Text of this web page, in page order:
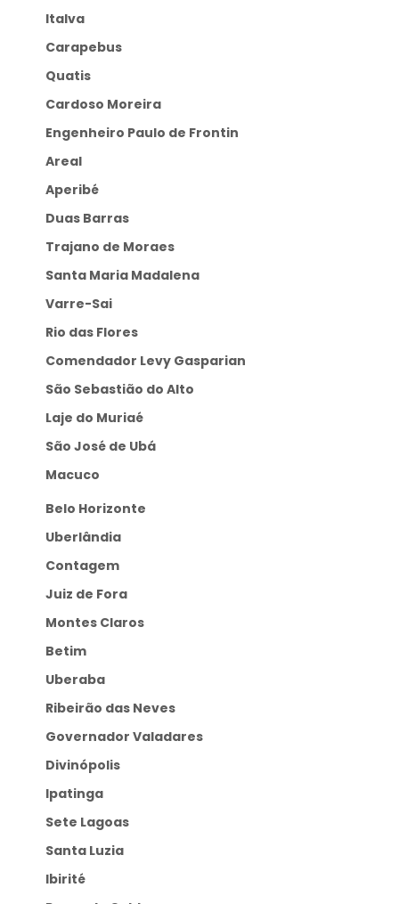
Italva
Carapebus
Quatis
Cardoso Moreira
Engenheiro Paulo de Frontin
Areal
Aperibé
Duas Barras
Trajano de Moraes
Santa Maria Madalena
Varre-Sai
Rio das Flores
Comendador Levy Gasparian
São Sebastião do Alto
Laje do Muriaé
São José de Ubá
Macuco
Belo Horizonte
Uberlândia
Contagem
Juiz de Fora
Montes Claros
Betim
Uberaba
Ribeirão das Neves
Governador Valadares
Divinópolis
Ipatinga
Sete Lagoas
Santa Luzia
Ibirité